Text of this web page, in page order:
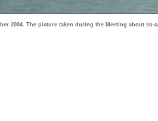
2004. The picture taken during the Meeting about